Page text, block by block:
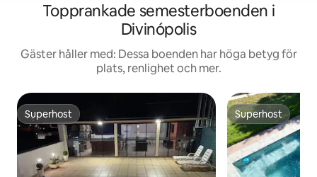
Topprankade semesterboenden i
Divinópolis
Gäster håller med: Dessa boenden har höga betyg för
plats, renlighet och mer.
Superhost
Superhost Superhost
Superhost